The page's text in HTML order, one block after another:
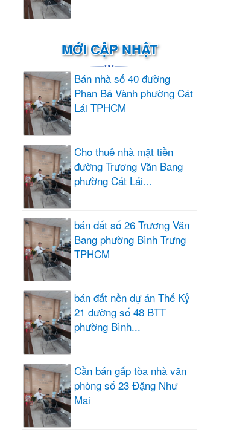
MỚI CẬP NHẬT
Bán nhà số 40 đường
Phan Bá Vành phường Cát
Lái TPHCM
Cho thuê nhà mặt tiền
đường Trương Văn Bang
phường Cát Lái...
bán đất số 26 Trương Văn
Bang phường Bình Trưng
TPHCM
bán đất nền dự án Thế Kỷ
21 đường số 48 BTT
phường Bình...
Cần bán gấp tòa nhà văn
phòng số 23 Đặng Như
Mai